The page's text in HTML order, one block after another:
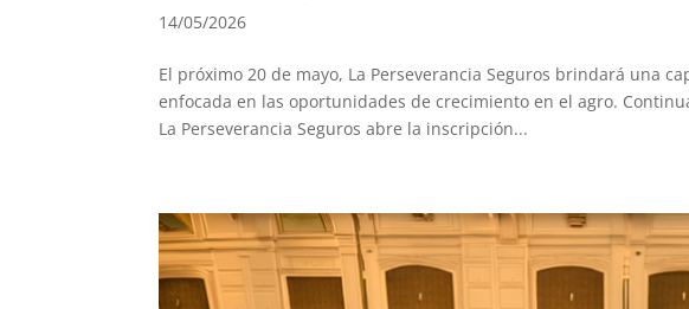
14/05/2026
El próximo 20 de mayo, La Perseverancia Seguros brindará una
enfocada en las oportunidades de crecimiento en el agro.
La Perseverancia Seguros abre la inscripción...